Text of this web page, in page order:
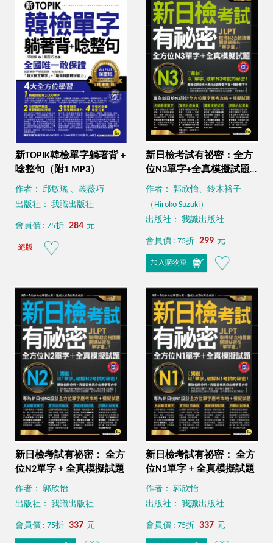
新TOPIK韓檢單字躺著背 +
唸整句（附1 MP3）
作者： 邱敏瑤 、叢薇巧
出版社： 我識出版社
會員價 : 75折 284 元
絕版
新日檢考試有祕密：全方
位N3單字+全真模擬試題
（附贈隨身單字本
作者： 郭欣怡、鈴木裕子
（Hiroko Suzuki）
出版社： 我識出版社
會員價 : 75折 299 元
加入購物車
新日檢考試有祕密： 全方
位N2單字 + 全真模擬試題
作者： 郭欣怡
出版社： 我識出版社
會員價 : 75折 337 元
新日檢考試有祕密： 全方
位N1單字 + 全真模擬試題
作者： 郭欣怡
出版社： 我識出版社
會員價 : 75折 337 元